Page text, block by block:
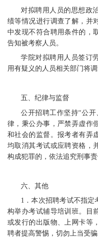
对拟聘用人员的思想政
绩等情况进行调查了解，并
中发现不符合聘用条件的，
告知被考察人员。
学院对拟聘用人员签订
用有疑义的人员相关部门将
五、纪律与监督
公开招聘工作坚持“公
律，秉公办事，严禁弄虚作
和社会的监督。报考者有弄
均取消其考试或应聘资格，
构成犯罪的，依法追究刑事责
六、其他
1．本次招聘考试不指
构举办考试辅导培训班。目
或发行的出版物、上网卡等
聘者提高警惕，切勿上当受骗